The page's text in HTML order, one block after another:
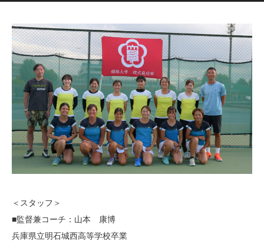
＜スタッフ＞
■監督兼コーチ：山本 康博
兵庫県立明石城西高等学校卒業